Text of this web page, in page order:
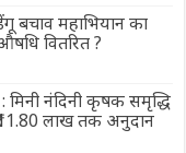
महाभियान का
वितरित ?
नंदिनी कृषक समृद्धि
लाख तक अनुदान